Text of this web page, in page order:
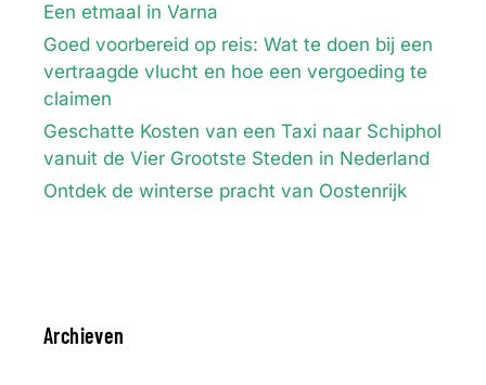
Een etmaal in Varna
Goed voorbereid op reis: Wat te doen bij een
vertraagde vlucht en hoe een vergoeding te
claimen
Geschatte Kosten van een Taxi naar Schiphol
vanuit de Vier Grootste Steden in Nederland
Ontdek de winterse pracht van Oostenrijk
Archieven